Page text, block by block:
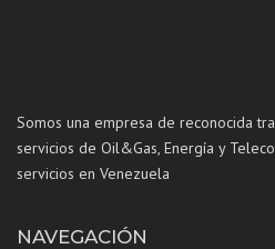
Somos una empresa de reconocida
servicios de Oil&Gas, Energía y
servicios en Venezuela
NAVEGACIÓN